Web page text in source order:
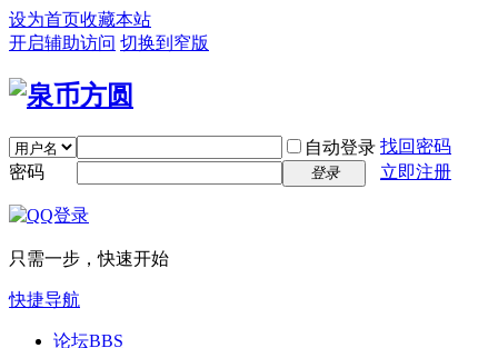
设为首页收藏本站
开启辅助访问 切换到窄版
自动登录 找回密码
密码
登录 立即注册
只需一步，快速开始
快捷导航
论坛BBS